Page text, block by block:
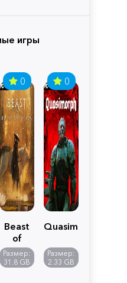
игры
0
Beast
of
Reincarnation
Размер:
31.8 GB
0
Quasimorph
Размер:
2.33 GB